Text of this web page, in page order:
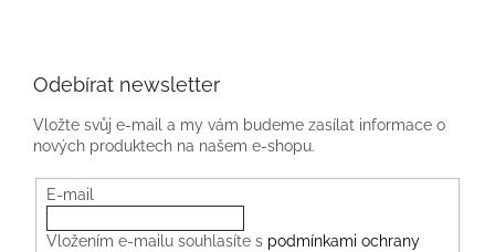
Odebírat newsletter
Vložte svůj e-mail a my vám budeme zasílat informace o
nových produktech na našem e-shopu.
E-mail
Vložením e-mailu souhlasíte s podmínkami ochrany